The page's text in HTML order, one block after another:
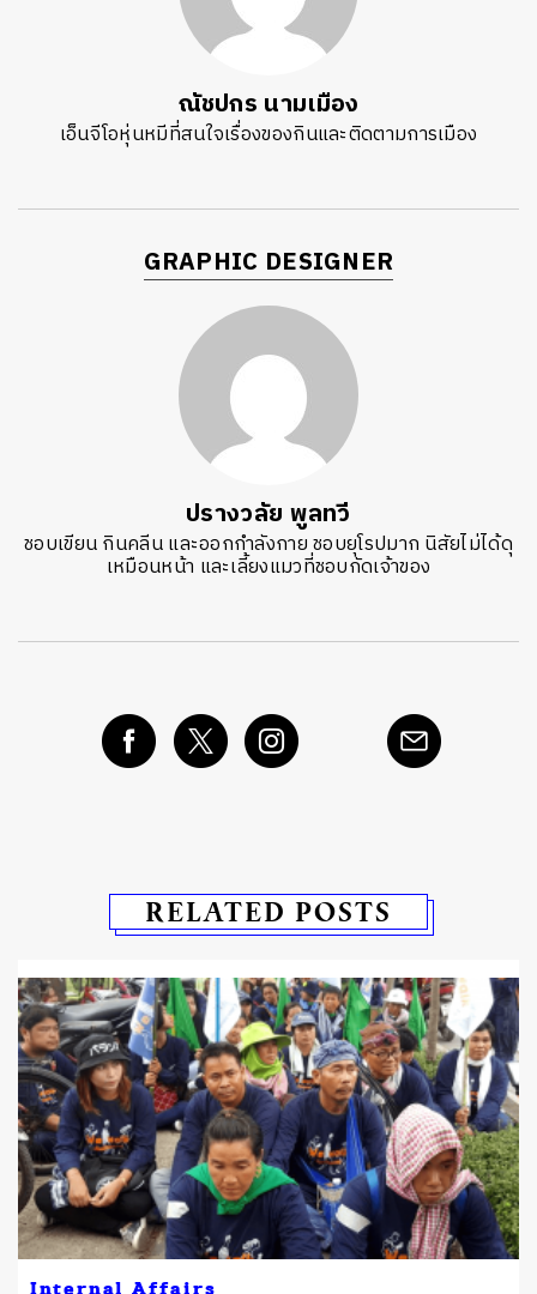
ณัชปกร นามเมือง
เอ็นจีโอหุ่นหมีที่สนใจเรื่องของกินและติดตามการเมือง
GRAPHIC DESIGNER
ปรางวลัย พูลทวี
ชอบเขียน กินคลีน และออกกำลังกาย ชอบยุโรปมาก นิสัยไม่ได้ดุ
เหมือนหน้า และเลี้ยงแมวที่ชอบกัดเจ้าของ
RELATED POSTS
Internal Affairs